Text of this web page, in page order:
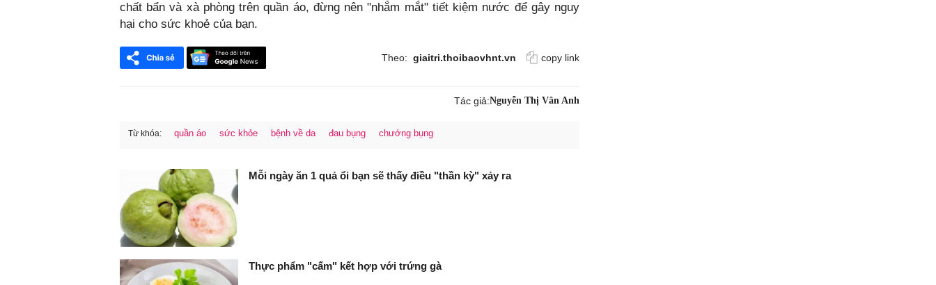
chất bẩn và xà phòng trên quần áo, đừng nên "nhắm mắt" tiết kiệm nước để gây nguy
hại cho sức khoẻ của bạn.
Theo: giaitri.thoibaovhnt.vn copy link
Tác giả:Nguyễn Thị Vân Anh
Từ khóa: quần áo sức khỏe bệnh về da đau bụng chướng bụng
Mỗi ngày ăn 1 quả ổi bạn sẽ thấy điều "thần kỳ" xảy ra
Thực phẩm "cấm" kết hợp với trứng gà